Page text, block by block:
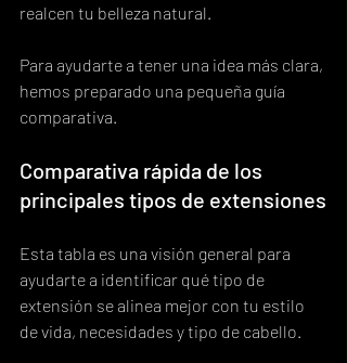
realcen tu belleza natural.
Para ayudarte a tener una idea más clara,
hemos preparado una pequeña guía
comparativa.
Comparativa rápida de los
principales tipos de extensiones
Esta tabla es una visión general para
ayudarte a identificar qué tipo de
extensión se alinea mejor con tu estilo
de vida, necesidades y tipo de cabello.